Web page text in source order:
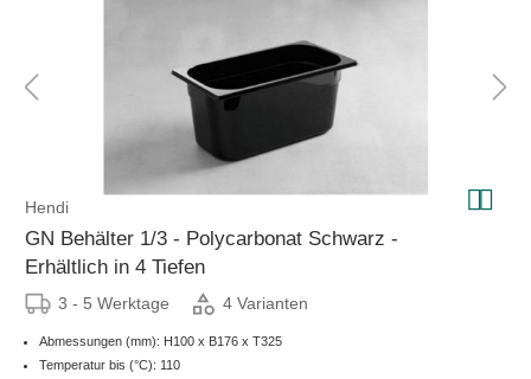
Hendi
GN Behälter 1/3 - Polycarbonat Schwarz -
Erhältlich in 4 Tiefen
3 - 5 Werktage 4 Varianten
Abmessungen (mm): H100 x B176 x T325
Temperatur bis (°C): 110